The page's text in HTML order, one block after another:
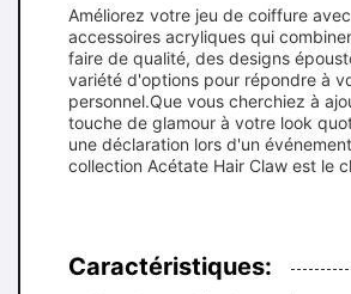
Améliorez votre jeu de coiffure
accessoires acryliques qui
faire de qualité, des designs
variété d'options pour répondre à
personnel.Que vous cherchiez à
touche de glamour à votre look
une déclaration lors d'un
collection Acétate Hair Claw est le
Caractéristiques: